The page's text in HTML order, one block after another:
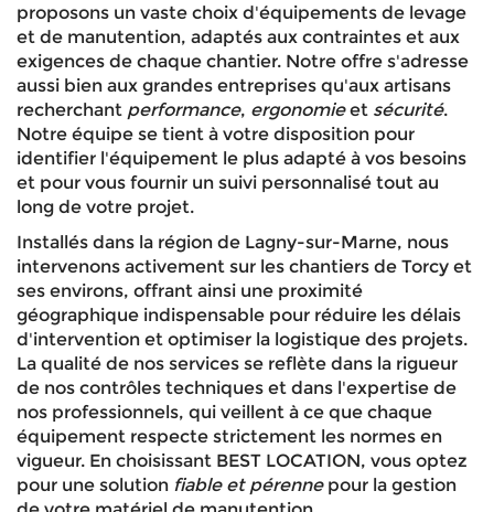
proposons un vaste choix d'équipements de levage
et de manutention, adaptés aux contraintes et aux
exigences de chaque chantier. Notre offre s'adresse
aussi bien aux grandes entreprises qu'aux artisans
recherchant performance, ergonomieet sécurité.
Notre équipe se tient à votre disposition pour
identifier l'équipement le plus adapté à vos besoins
et pour vous fournir un suivi personnalisé tout au
long de votre projet.
Installés dans la région de Lagny-sur-Marne, nous
intervenons activement sur les chantiers de Torcy et
ses environs, offrant ainsi une proximité
géographique indispensable pour réduire les délais
d'intervention et optimiser la logistique des projets.
La qualité de nos services se reflète dans la rigueur
de nos contrôles techniques et dans l'expertise de
nos professionnels, qui veillent à ce que chaque
équipement respecte strictement les normes en
vigueur. En choisissant BEST LOCATION, vous optez
pour une solution fiable et pérennepour la gestion